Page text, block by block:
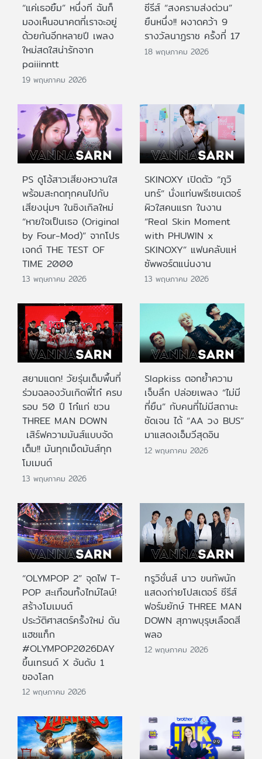
“แค่เธอยิ้ม” หนึ่งที ฉันก็
มองเห็นอนาคตที่เราจะอยู่
ด้วยกันอีกหลายปี เพลง
ใหม่สดใสน่ารักจาก
paiiinntt
19 พฤษภาคม 2026
ซีรีส์ “สงครามส่งด่วน”
ยืนหนึ่ง!! ผงาดคว้า 9
รางวัลนาฏราช ครั้งที่ 17
18 พฤษภาคม 2026
PS ดูโอ้สาวเสียงหวานใส
พร้อมสะกดทุกคนไปกับ
เสียงนุ่มๆ ในซิงเกิลใหม่
“หายใจเป็นเธอ (Original
by Four-Mod)” จากโปร
เจกต์ THE TEST OF
TIME 2000
13 พฤษภาคม 2026
SKINOXY เปิดตัว “ภูวิ
นทร์” นั่งแท่นพรีเซนเตอร์
ผิวใสคนแรก ในงาน
“Real Skin Moment
with PHUWIN x
SKINOXY” แฟนคลับแห่
ซัพพอร์ตแน่นงาน
13 พฤษภาคม 2026
สยามแตก! วัยรุ่นเต็มพื้นที่
ร่วมฉลองวันเกิดพี่โก๋ ครบ
รอบ 50 ปี โก๋แก่ ชวน
THREE MAN DOWN
เสิร์ฟความมันส์แบบจัด
เต็ม!! มันทุกเม็ดมันส์ทุก
โมเมนต์
13 พฤษภาคม 2026
Slapkiss ตอกย้ำความ
เจ็บลึก ปล่อยเพลง “ไม่มี
ที่ยืน” กับคนที่ไม่มีสถานะ
ชัดเจน ได้ “AA วง BUS”
มาแสดงเอ็มวีสุดอิน
12 พฤษภาคม 2026
“OLYMPOP 2” จุดไฟ T-
POP สะเทือนทั้งไทม์ไลน์!
สร้างโมเมนต์
ประวัติศาสตร์ครั้งใหม่ ดัน
แฮชแท็ก
#OLYMPOP2026DAY
ขึ้นเทรนด์ X อันดับ 1
ของโลก
12 พฤษภาคม 2026
ทรูวิชั่นส์ นาว ขนทัพนัก
แสดงถ่ายโปสเตอร์ ซีรีส์
ฟอร์มยักษ์ THREE MAN
DOWN สุภาพบุรุษเลือดสี
พลอ
12 พฤษภาคม 2026